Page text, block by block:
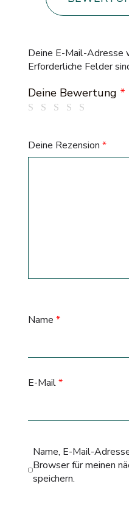
Deine E-Mail-Adresse
Erforderliche Felder
Deine Bewertung *
Deine Rezension *
Name *
E-Mail*
Name, E-Mail-
Browser für meinen
speichern.